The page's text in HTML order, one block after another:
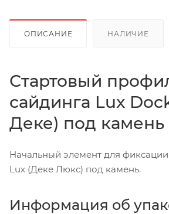
ОПИСАНИЕ НАЛИЧИЕ
Стартовый
сайдинга Lux
Деке) под камень
Начальный элемент для
Lux (Деке Люкс) под камень.
Информация об